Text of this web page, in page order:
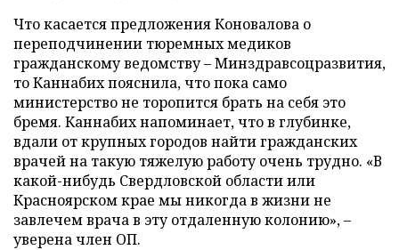
Что касается предложения Коновалова о
переподчинении тюремных медиков
гражданскому ведомству – Минздравсоцразвития,
то Каннабих пояснила, что пока само
министерство не торопится брать на себя это
бремя. Каннабих напоминает, что в глубинке,
вдали от крупных городов найти гражданских
врачей на такую тяжелую работу очень трудно. «В
какой-нибудь Свердловской области или
Красноярском крае мы никогда в жизни не
завлечем врача в эту отдаленную колонию», –
уверена член ОП.